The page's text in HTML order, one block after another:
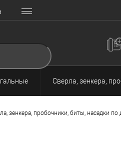
Сверла, зенкера,
зенкера, пробочники, биты, насадки по